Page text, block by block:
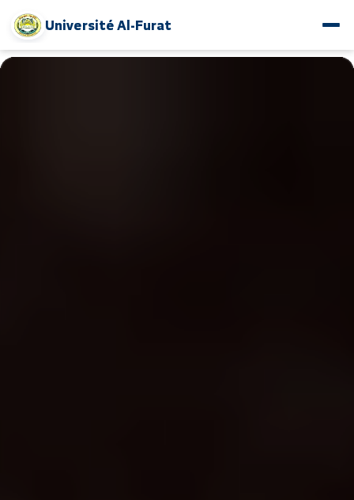
Université Al-Furat
www.alfuratuniv.edu.sy